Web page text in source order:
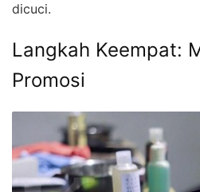
dicuci.
Langkah Keempat:
Promosi